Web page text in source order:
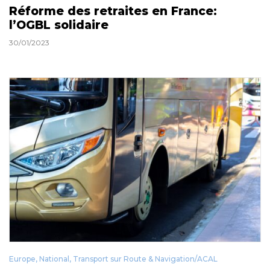
Réforme des retraites en France:
l’OGBL solidaire
30/01/2023
Europe, National, Transport sur Route & Navigation/ACAL